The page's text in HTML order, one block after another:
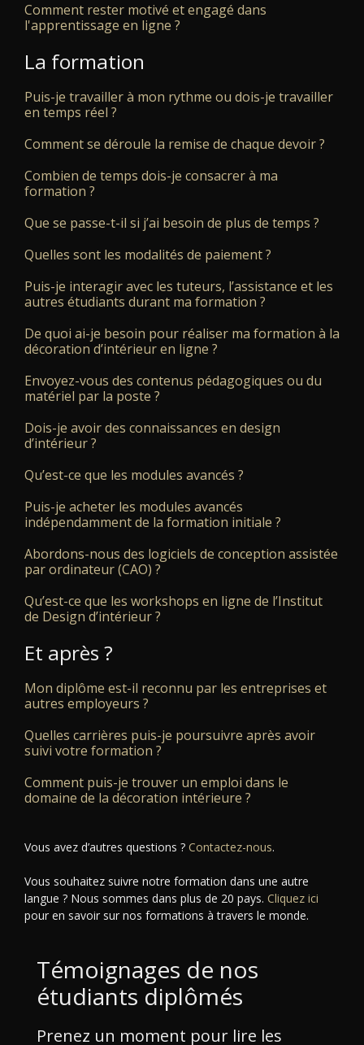
Comment rester motivé et engagé dans
l'apprentissage en ligne ?
La formation
Puis-je travailler à mon rythme ou dois-je travailler
en temps réel ?
Comment se déroule la remise de chaque devoir ?
Combien de temps dois-je consacrer à ma
formation ?
Que se passe-t-il si j’ai besoin de plus de temps ?
Quelles sont les modalités de paiement ?
Puis-je interagir avec les tuteurs, l’assistance et les
autres étudiants durant ma formation ?
De quoi ai-je besoin pour réaliser ma formation à la
décoration d’intérieur en ligne ?
Envoyez-vous des contenus pédagogiques ou du
matériel par la poste ?
Dois-je avoir des connaissances en design
d’intérieur ?
Qu’est-ce que les modules avancés ?
Puis-je acheter les modules avancés
indépendamment de la formation initiale ?
Abordons-nous des logiciels de conception assistée
par ordinateur (CAO) ?
Qu’est-ce que les workshops en ligne de l’Institut
de Design d’intérieur ?
Et après ?
Mon diplôme est-il reconnu par les entreprises et
autres employeurs ?
Quelles carrières puis-je poursuivre après avoir
suivi votre formation ?
Comment puis-je trouver un emploi dans le
domaine de la décoration intérieure ?
Vous avez d’autres questions ? Contactez-nous.
Vous souhaitez suivre notre formation dans une autre
langue ? Nous sommes dans plus de 20 pays. Cliquez ici
pour en savoir sur nos formations à travers le monde.
Témoignages de nos
étudiants diplômés
Prenez un moment pour lire les